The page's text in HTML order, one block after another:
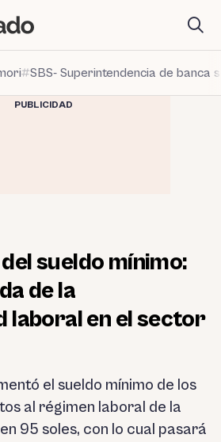
SBS- Superintendencia de banca
PUBLICIDAD
sueldo mínimo:
de la
laboral en el sector
el sueldo mínimo de los
al régimen laboral de la
95 soles, con lo cual pasará